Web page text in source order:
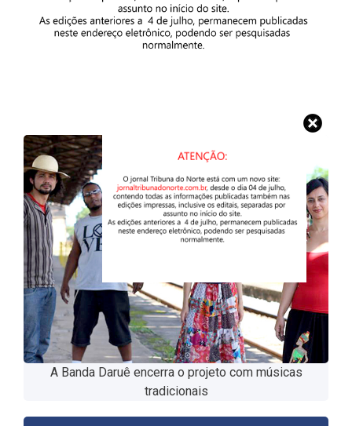
A Banda Daruê encerra o projeto com músicas
tradicionais